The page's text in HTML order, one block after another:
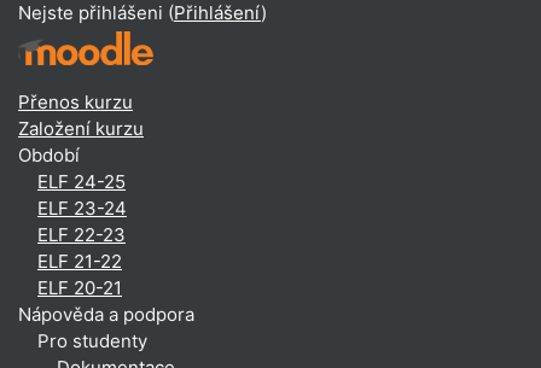
Nejste přihlášeni (Přihlášení)
Přenos kurzu
Založení kurzu
Období
ELF 24-25
ELF 23-24
ELF 22-23
ELF 21-22
ELF 20-21
Nápověda a podpora
Pro studenty